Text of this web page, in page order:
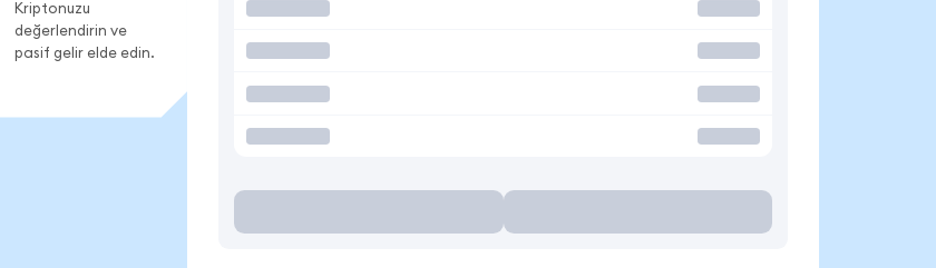
Kriptonuzu
değerlendirin ve
pasif gelir elde edin.